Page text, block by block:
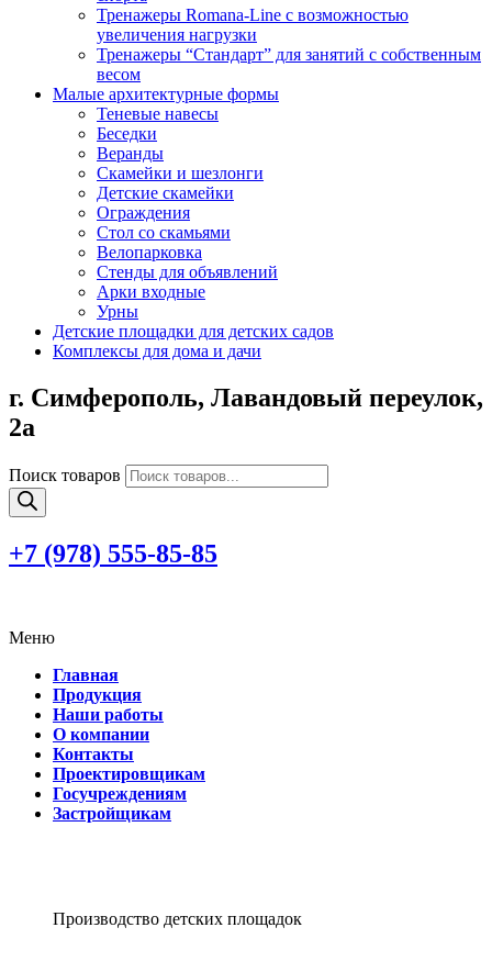
Тренажеры Romana-Line с возможностью
увеличения нагрузки
Тренажеры “Стандарт” для занятий с собственным
весом
Малые архитектурные формы
Теневые навесы
Беседки
Веранды
Скамейки и шезлонги
Детские скамейки
Ограждения
Стол со скамьями
Велопарковка
Стенды для объявлений
Арки входные
Урны
Детские площадки для детских садов
Комплексы для дома и дачи
г. Симферополь, Лавандовый переулок,
2а
Поиск товаров
+7 (978) 555-85-85
Меню
Главная
Продукция
Наши работы
О компании
Контакты
Проектировщикам
Госучреждениям
Застройщикам
Производство детских площадок